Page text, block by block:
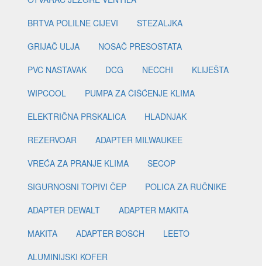
BRTVA POLILNE CIJEVI
STEZALJKA
GRIJAČ ULJA
NOSAČ PRESOSTATA
PVC NASTAVAK
DCG NECCHI
KLIJEŠTA
WIPCOOL
PUMPA ZA ČIŠĆENJE KLIMA
ELEKTRIČNA PRSKALICA
HLADNJAK
REZERVOAR
ADAPTER MILWAUKEE
VREĆA ZA PRANJE KLIMA
SECOP
SIGURNOSNI TOPIVI ČEP
POLICA ZA RUČNIKE
ADAPTER DEWALT
ADAPTER MAKITA
MAKITA
ADAPTER BOSCH
LEETO
ALUMINIJSKI KOFER